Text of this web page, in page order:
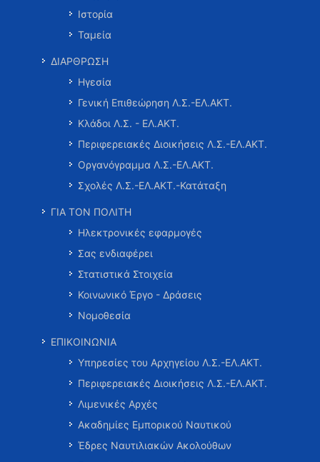
Ιστορία
Ταμεία
ΔΙΑΡΘΡΩΣΗ
Ηγεσία
Γενική Επιθεώρηση Λ.Σ.-ΕΛ.ΑΚΤ.
Κλάδοι Λ.Σ. - ΕΛ.ΑΚΤ.
Περιφερειακές Διοικήσεις Λ.Σ.-ΕΛ.ΑΚΤ.
Οργανόγραμμα Λ.Σ.-ΕΛ.ΑΚΤ.
Σχολές Λ.Σ.-ΕΛ.ΑΚΤ.-Κατάταξη
ΓΙΑ ΤΟΝ ΠΟΛΙΤΗ
Ηλεκτρονικές εφαρμογές
Σας ενδιαφέρει
Στατιστικά Στοιχεία
Κοινωνικό Έργο - Δράσεις
Νομοθεσία
ΕΠΙΚΟΙΝΩΝΙΑ
Υπηρεσίες του Αρχηγείου Λ.Σ.-ΕΛ.ΑΚΤ.
Περιφερειακές Διοικήσεις Λ.Σ.-ΕΛ.ΑΚΤ.
Λιμενικές Αρχές
Ακαδημίες Εμπορικού Ναυτικού
Έδρες Ναυτιλιακών Ακολούθων